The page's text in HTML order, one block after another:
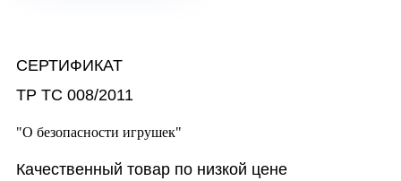
СЕРТИФИКАТ
ТР ТС 008/2011
"О безопасности игрушек"
Качественный товар по низкой цене